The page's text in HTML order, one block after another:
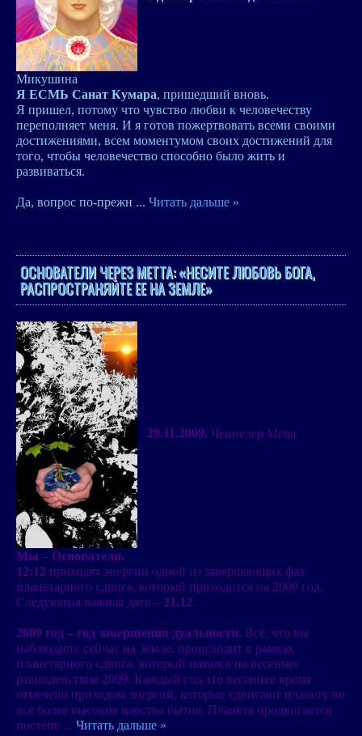
Микушина
Я ЕСМЬ Санат Кумара, пришедший вновь.
Я пришел, потому что чувство любви к человечеству
переполняет меня. И я готов пожертвовать всеми своими
достижениями, всем моментумом своих достижений для
того, чтобы человечество способно было жить и
развиваться.
Да, вопрос по-прежн ... Читать дальше »
ОСНОВАТЕЛИ ЧЕРЕЗ METTA: «НЕСИТЕ ЛЮБОВЬ БОГА,
РАСПРОСТРАНЯЙТЕ ЕЕ НА ЗЕМЛЕ»
29.11.2009, Ченнелер Metta
Мы – Основатели.
12:12 приходят энергии одной из завершающих фаз
планетарного сдвига, который приходится на 2009 год.
Следующая важная дата – 21.12.
2009 год – год завершения дуальности. Всё, что вы
наблюдаете сейчас на Земле, происходит в рамках
планетарного сдвига, который начался на весеннее
равноденствие 2009. Каждый год это весеннее время
отмечено приходом энергий, которые сдвигают планету во
все более высокие царства бытия. Планета продвигается
постепе ... Читать дальше »